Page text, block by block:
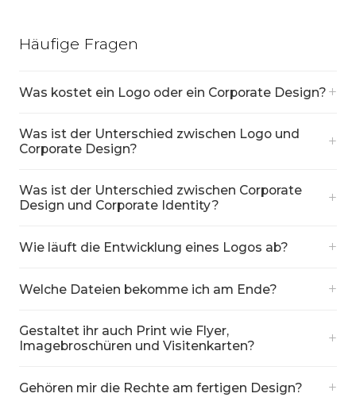
Häufige Fragen
Was kostet ein Logo oder ein Corporate Design? +
Was ist der Unterschied zwischen Logo und
Corporate Design?
+
Was ist der Unterschied zwischen Corporate
Design und Corporate Identity?
+
Wie läuft die Entwicklung eines Logos ab? +
Welche Dateien bekomme ich am Ende? +
Gestaltet ihr auch Print wie Flyer,
Imagebroschüren und Visitenkarten?
+
Gehören mir die Rechte am fertigen Design? +